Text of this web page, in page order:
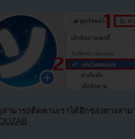
ามารถติดตามเราได้อีกช่องทางส